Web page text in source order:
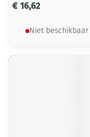
€ 16,62
Niet beschikbaar